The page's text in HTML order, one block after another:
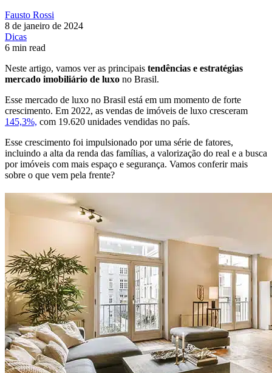
Fausto Rossi
8 de janeiro de 2024
Dicas
6 min read
Neste artigo, vamos ver as principais tendências e estratégias
mercado imobiliário de luxo no Brasil.
Esse mercado de luxo no Brasil está em um momento de forte
crescimento. Em 2022, as vendas de imóveis de luxo cresceram
145,3%, com 19.620 unidades vendidas no país.
Esse crescimento foi impulsionado por uma série de fatores,
incluindo a alta da renda das famílias, a valorização do real e a busca
por imóveis com mais espaço e segurança. Vamos conferir mais
sobre o que vem pela frente?